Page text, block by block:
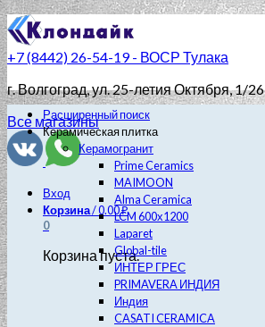
+7 (8442) 26-54-19 - ВОСР Тулака
г. Волгоград, ул. 25-летия Октября, 1/26
Все магазины
Вход
Корзина/0.00₽
0
Корзина пуста.
Расширенный поиск
Керамическая плитка
Керамогранит
Prime Ceramics
MAIMOON
Alma Ceramica
LCM 600х1200
Laparet
Global-tile
ИНТЕР ГРЕС
PRIMAVERA ИНДИЯ
Индия
CASATI CERAMICA